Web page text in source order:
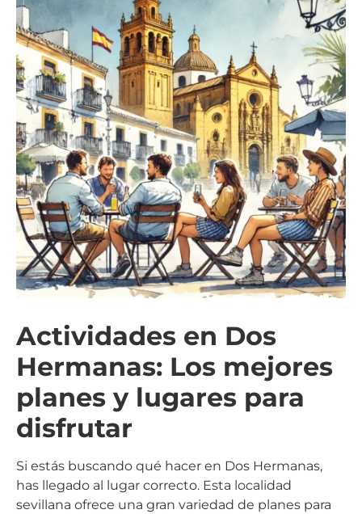
Actividades en Dos
Hermanas: Los mejores
planes y lugares para
disfrutar
Si estás buscando qué hacer en Dos Hermanas,
has llegado al lugar correcto. Esta localidad
sevillana ofrece una gran variedad de planes para